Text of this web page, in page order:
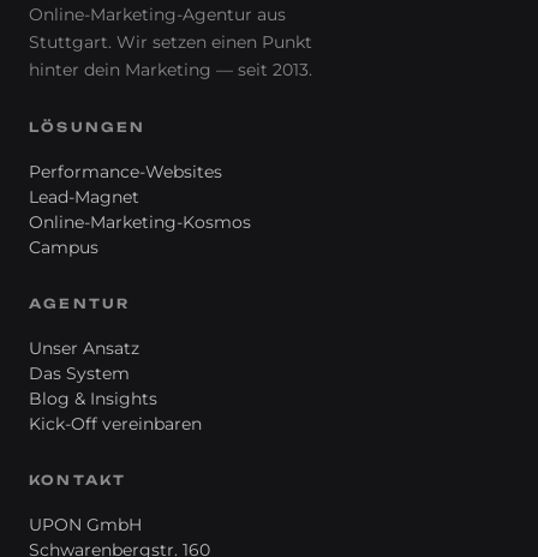
Online-Marketing-Agentur aus
Stuttgart. Wir setzen einen Punkt
hinter dein Marketing — seit 2013.
LÖSUNGEN
Performance-Websites
Lead-Magnet
Online-Marketing-Kosmos
Campus
AGENTUR
Unser Ansatz
Das System
Blog & Insights
Kick-Off vereinbaren
KONTAKT
UPON GmbH
Schwarenbergstr. 160